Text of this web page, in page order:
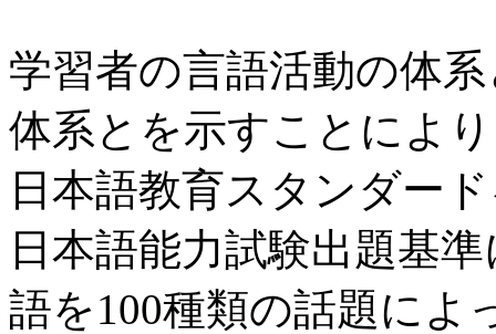
学習者の言語活動の体
体系とを示すことによ
日本語教育スタンダー
日本語能力試験出題基
語を100種類の話題によ